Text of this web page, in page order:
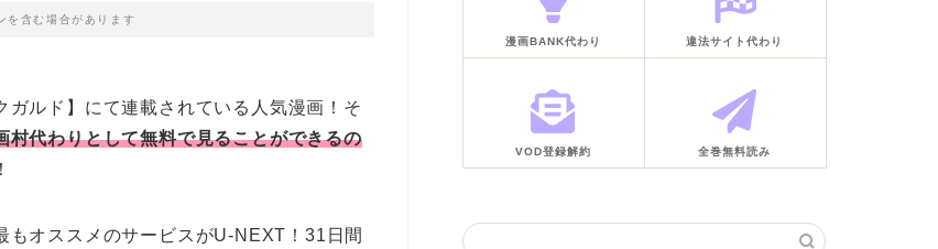
を含む場合があります
ルド】にて連載されている人気漫画！そ
村代わりとして無料で見ることができるの
もオススメのサービスがU-NEXT！31日間
漫画BANK代わり 違法サイト代わり
VOD登録解約 全巻無料読み